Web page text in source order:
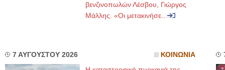
βενζινοπωλών Λέσβου, Γιώργος
Μάλλης. «Οι μετακινήσε...
7 ΑΥΓΟΥΣΤΟΥ 2026 ΚΟΙΝΩΝΙΑ